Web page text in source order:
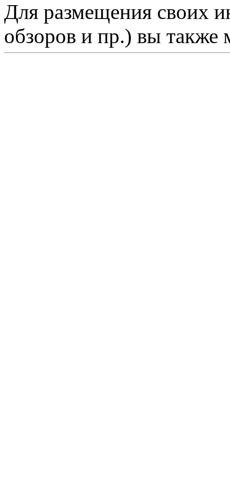
Для размещения своих
обзоров и пр.) вы также